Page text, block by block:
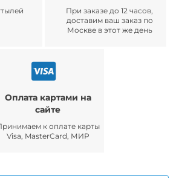
При заказе до 12 часов,
доставим ваш заказ по
Москве в этот же день
Оплата картами на
сайте
к оплате карты
Visa, MasterCard, МИР